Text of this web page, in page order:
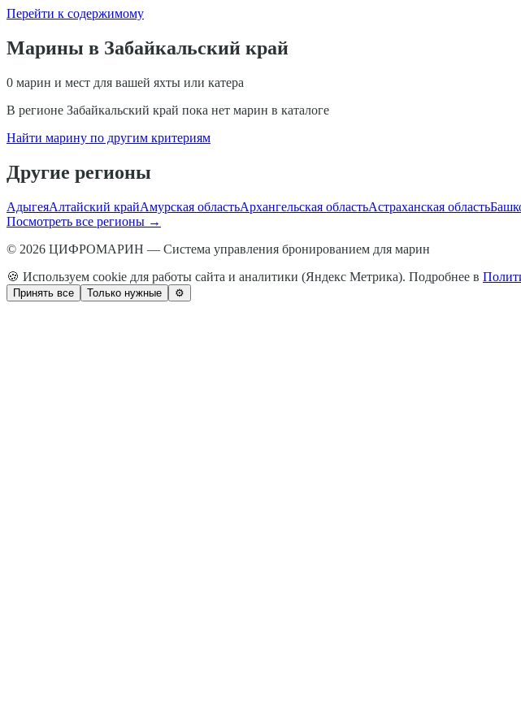
Перейти к содержимому
Марины в Забайкальский край
0 марин и мест для вашей яхты или катера
В регионе Забайкальский край пока нет марин в каталоге
Найти марину по другим критериям
Другие регионы
АдыгеяАлтайский крайАмурская областьАрхангельская областьАстраханская область
Посмотреть все регионы →
© 2026 ЦИФРОМАРИН — Система управления бронированием для марин
🍪 Используем cookie для работы сайта и аналитики (Яндекс Метрика). Подробнее в
Принять все Только нужные ⚙